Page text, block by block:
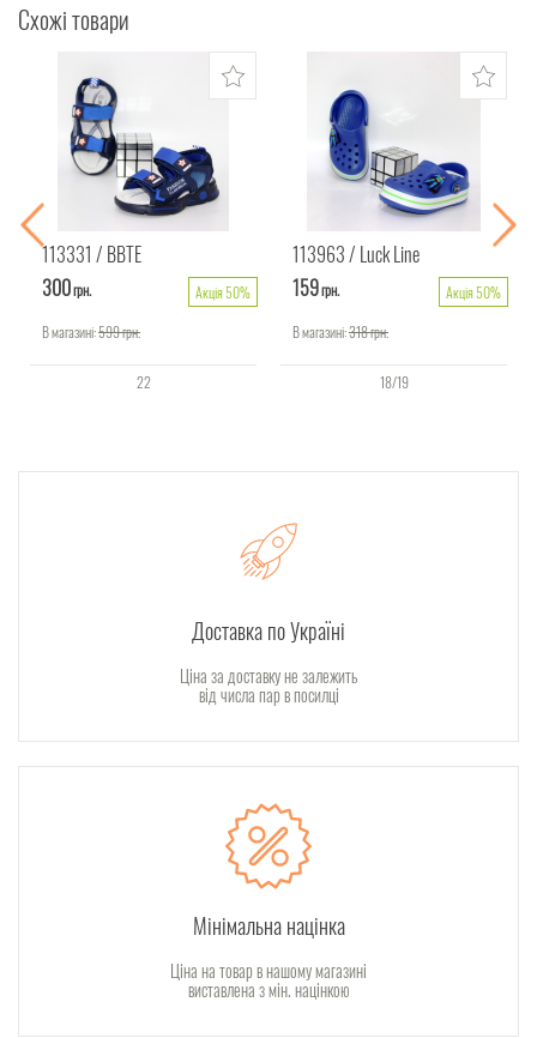
Схожі товари
113331
ВВТЕ
300грн.
Акція 50%
В магазині:599грн.
22
113963 Luck Line
159грн.
Акція 50%
В магазині:318грн.
18/19
Доставка по Україні
Ціна за доставку не залежить
від числа пар в посилці
Мінімальна націнка
Ціна на товар в нашому магазині
виставлена з мін. націнкою